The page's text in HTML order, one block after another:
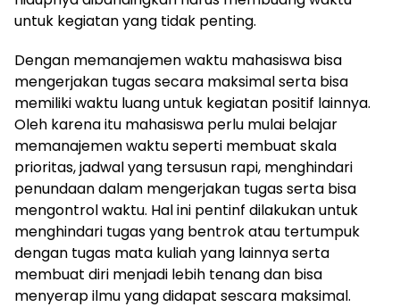
untuk kegiatan yang tidak penting.
Dengan memanajemen waktu mahasiswa bisa
mengerjakan tugas secara maksimal serta bisa
memiliki waktu luang untuk kegiatan positif lainnya.
Oleh karena itu mahasiswa perlu mulai belajar
memanajemen waktu seperti membuat skala
prioritas, jadwal yang tersusun rapi, menghindari
penundaan dalam mengerjakan tugas serta bisa
mengontrol waktu. Hal ini pentinf dilakukan untuk
menghindari tugas yang bentrok atau tertumpuk
dengan tugas mata kuliah yang lainnya serta
membuat diri menjadi lebih tenang dan bisa
menyerap ilmu yang didapat sescara maksimal.